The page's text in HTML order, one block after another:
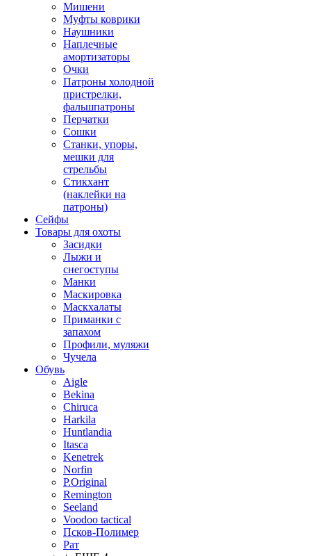
Мишени
Муфты коврики
Наушники
Наплечные
амортизаторы
Очки
Патроны холодной
пристрелки,
фальшпатроны
Перчатки
Сошки
Станки, упоры,
мешки для
стрельбы
Стикхант
(наклейки на
патроны)
Сейфы
Товары для охоты
Засидки
Лыжи и
снегоступы
Манки
Маскировка
Маскхалаты
Приманки с
запахом
Профили, муляжи
Чучела
Обувь
Aigle
Bekina
Chiruсa
Harkila
Huntlandia
Itasca
Kenetrek
Norfin
P.Original
Remington
Seeland
Voodoo tactical
Псков-Полимер
Рат